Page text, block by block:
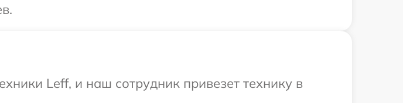
Leff, и наш сотрудник привезет технику в